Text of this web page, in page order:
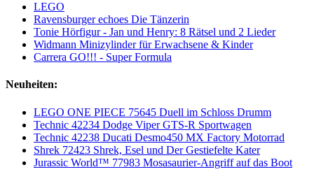
LEGO
Ravensburger echoes Die Tänzerin
Tonie Hörfigur - Jan und Henry: 8 Rätsel und 2 Lieder
Widmann Minizylinder für Erwachsene & Kinder
Carrera GO!!! - Super Formula
Neuheiten:
LEGO ONE PIECE 75645 Duell im Schloss Drumm
Technic 42234 Dodge Viper GTS-R Sportwagen
Technic 42238 Ducati Desmo450 MX Factory Motorrad
Shrek 72423 Shrek, Esel und Der Gestiefelte Kater
Jurassic World™ 77983 Mosasaurier-Angriff auf das Boot